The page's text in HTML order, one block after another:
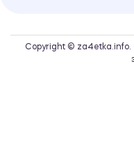
Copyright © za4etka.info.